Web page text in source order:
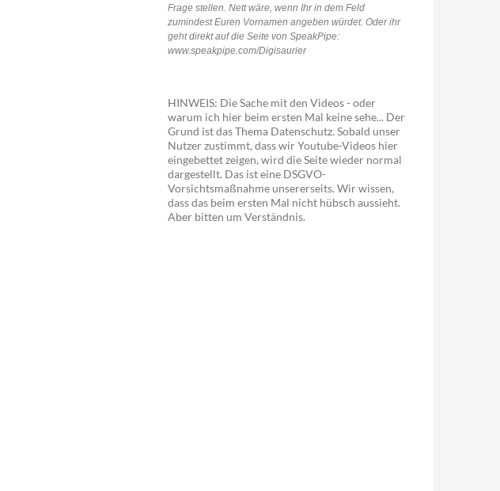
Frage stellen. Nett wäre, wenn Ihr in dem Feld
zumindest Euren Vornamen angeben würdet. Oder ihr
geht direkt auf die Seite von SpeakPipe:
www.speakpipe.com/Digisaurier
HINWEIS: Die Sache mit den Videos - oder
warum ich hier beim ersten Mal keine sehe... Der
Grund ist das Thema Datenschutz. Sobald unser
Nutzer zustimmt, dass wir Youtube-Videos hier
eingebettet zeigen, wird die Seite wieder normal
dargestellt. Das ist eine DSGVO-
Vorsichtsmaßnahme unsererseits. Wir wissen,
dass das beim ersten Mal nicht hübsch aussieht.
Aber bitten um Verständnis.